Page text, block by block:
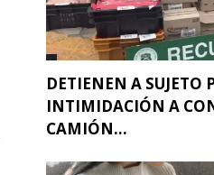
DETIENEN A SUJETO
INTIMIDACIÓN A
CAMIÓN...